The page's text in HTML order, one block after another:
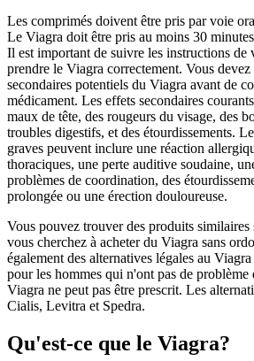
Les comprimés doivent être pris par voie
Le Viagra doit être pris au moins 30
Il est important de suivre les instructions de
prendre le Viagra correctement. Vous
secondaires potentiels du Viagra avant de
médicament. Les effets secondaires
maux de tête, des rougeurs du visage, des
troubles digestifs, et des étourdissements.
graves peuvent inclure une réaction
thoraciques, une perte auditive soudaine,
problèmes de coordination, des
prolongée ou une érection douloureuse.
Vous pouvez trouver des produits similaires
vous cherchez à acheter du Viagra sans
également des alternatives légales au
pour les hommes qui n'ont pas de problème
Viagra ne peut pas être prescrit. Les
Cialis, Levitra et Spedra.
Qu'est-ce que le Viagra?